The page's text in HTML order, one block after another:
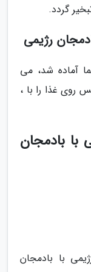
گردد.
رژیمی
آماده شد، می
روی غذا را با ،
با بادمجان
رژیمی با بادمجان